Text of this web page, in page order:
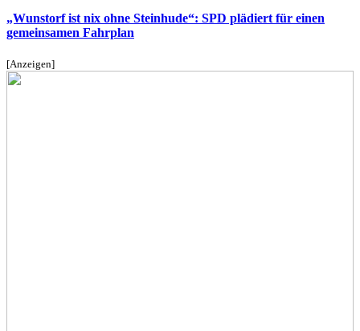
„Wunstorf ist nix ohne Steinhude“: SPD plädiert für einen
gemeinsamen Fahrplan
[Anzeigen]